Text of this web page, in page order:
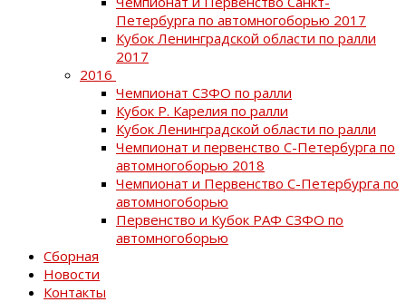
Петербурга по автомногоборью 2017
Кубок Ленинградской области по ралли
2017
2016
Чемпионат СЗФО по ралли
Кубок Р. Карелия по ралли
Кубок Ленинградской области по ралли
Чемпионат и первенство С-Петербурга по
автомногоборью 2018
Чемпионат и Первенство С-Петербурга по
автомногоборью
Первенство и Кубок РАФ СЗФО по
автомногоборью
Сборная
Новости
Контакты